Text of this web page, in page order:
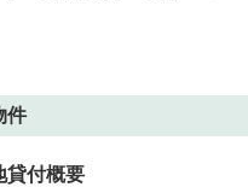
件
貸付概要